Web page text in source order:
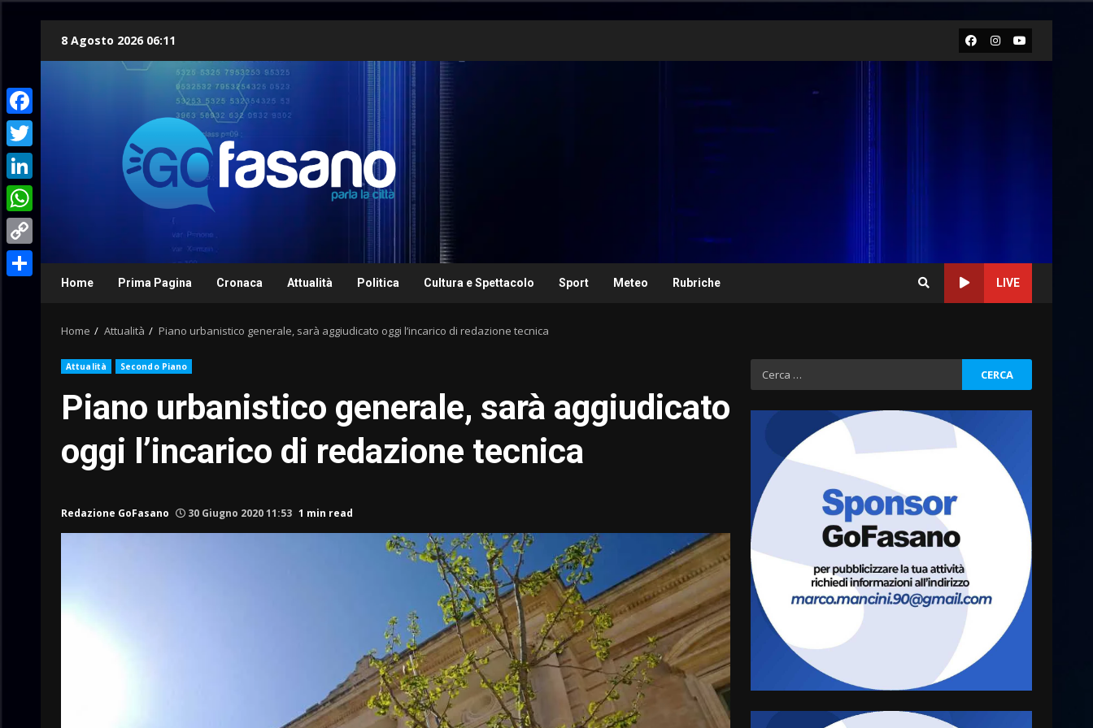
8 Agosto 2026 06:11 Facebook
Instagram
Youtube
Home Prima Pagina Cronaca Attualità Politica Cultura e Spettacolo Sport Meteo Rubriche LIVE
Home Attualità Piano urbanistico generale, sarà aggiudicato oggi l’incarico di redazione tecnica
Attualità Secondo Piano
Piano urbanistico generale, sarà aggiudicato
oggi l’incarico di redazione tecnica
Redazione GoFasano 30 Giugno 2020 11:53 1 min read
Ricerca
per:
Fasanese ferito a colpi di
arma da fuoco
6 Agosto 2026 18:13
4
Carta d’identità: continua il
piano di aperture
straordinarie del Comune di
Fasano
6 Agosto 2026 14:16
5
Grazia Neglia, coordinatrice
cittadina di Fratelli d’Italia,
pronta a tornare in Consiglio
6 Agosto 2026 08:00
Facebook
Twitter
LinkedIn
WhatsApp
Copy